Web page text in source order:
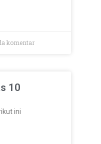
komentar
10
ini